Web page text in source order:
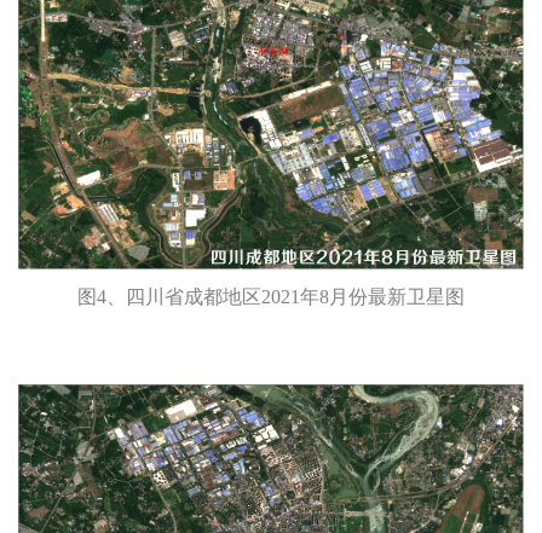
图4、四川省成都地区2021年8月份最新卫星图